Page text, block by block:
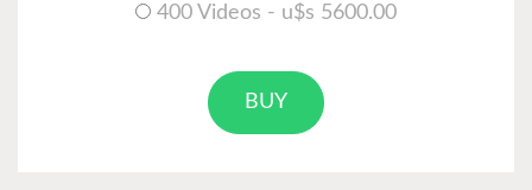
400 Videos - u$s 5600.00
BUY